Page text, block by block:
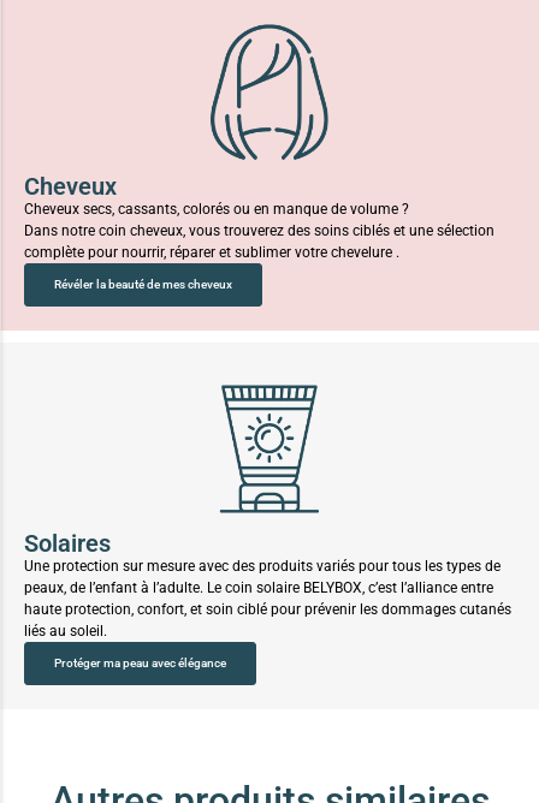
Cheveux
Cheveux secs, cassants, colorés ou en manque de volume ?
Dans notre coin cheveux, vous trouverez des soins ciblés et une sélection
complète pour nourrir, réparer et sublimer votre chevelure .
Révéler la beauté de mes cheveux
Solaires
Une protection sur mesure avec des produits variés pour tous les types de
peaux, de l’enfant à l’adulte. Le coin solaire BELYBOX, c’est l’alliance entre
haute protection, confort, et soin ciblé pour prévenir les dommages cutanés
liés au soleil.
Protéger ma peau avec élégance